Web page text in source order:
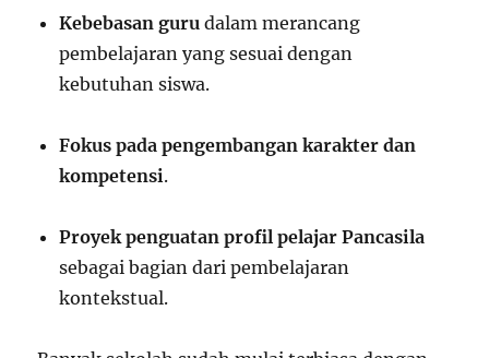
Kebebasan guru dalam merancang
pembelajaran yang sesuai dengan
kebutuhan siswa.
Fokus pada pengembangan karakter dan
kompetensi.
Proyek penguatan profil pelajar Pancasila
sebagai bagian dari pembelajaran
kontekstual.